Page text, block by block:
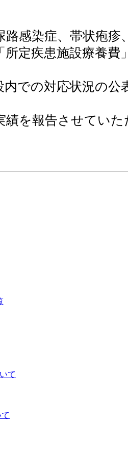
感染症、帯状疱疹
定疾患施設療養
での対応状況の
を報告させていた
て